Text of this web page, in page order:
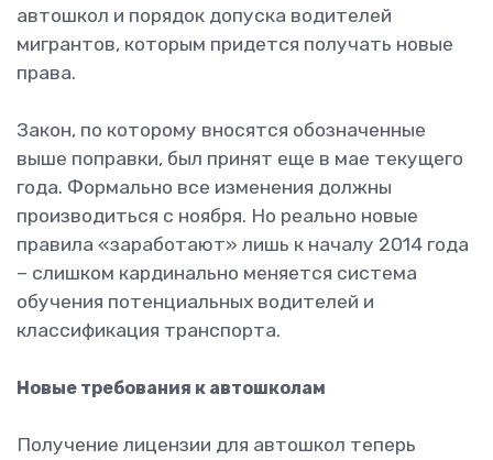
автошкол и порядок допуска водителей
мигрантов, которым придется получать новые
права.
Закон, по которому вносятся обозначенные
выше поправки, был принят еще в мае текущего
года. Формально все изменения должны
производиться с ноября. Но реально новые
правила «заработают» лишь к началу 2014 года
– слишком кардинально меняется система
обучения потенциальных водителей и
классификация транспорта.
Новые требования к автошколам
Получение лицензии для автошкол теперь